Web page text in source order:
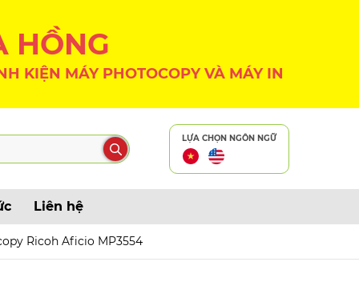
HỒNG
KIỆN MÁY PHOTOCOPY VÀ MÁY IN
LỰA CHỌN NGÔN NGỮ
Liên hệ
Ricoh Aficio MP3554